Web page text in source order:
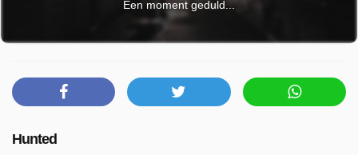
Een moment geduld...
Hunted